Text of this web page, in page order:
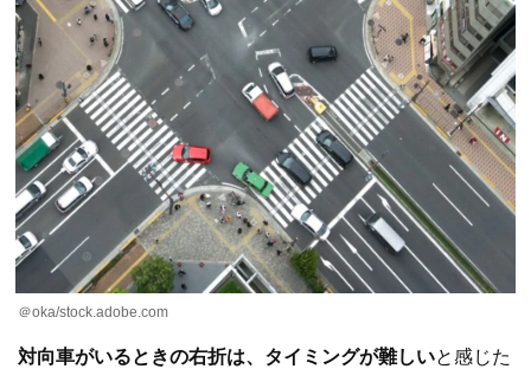
＠oka/stock.adobe.com
対向車がいるときの右折は、タイミングが難しいと感じた